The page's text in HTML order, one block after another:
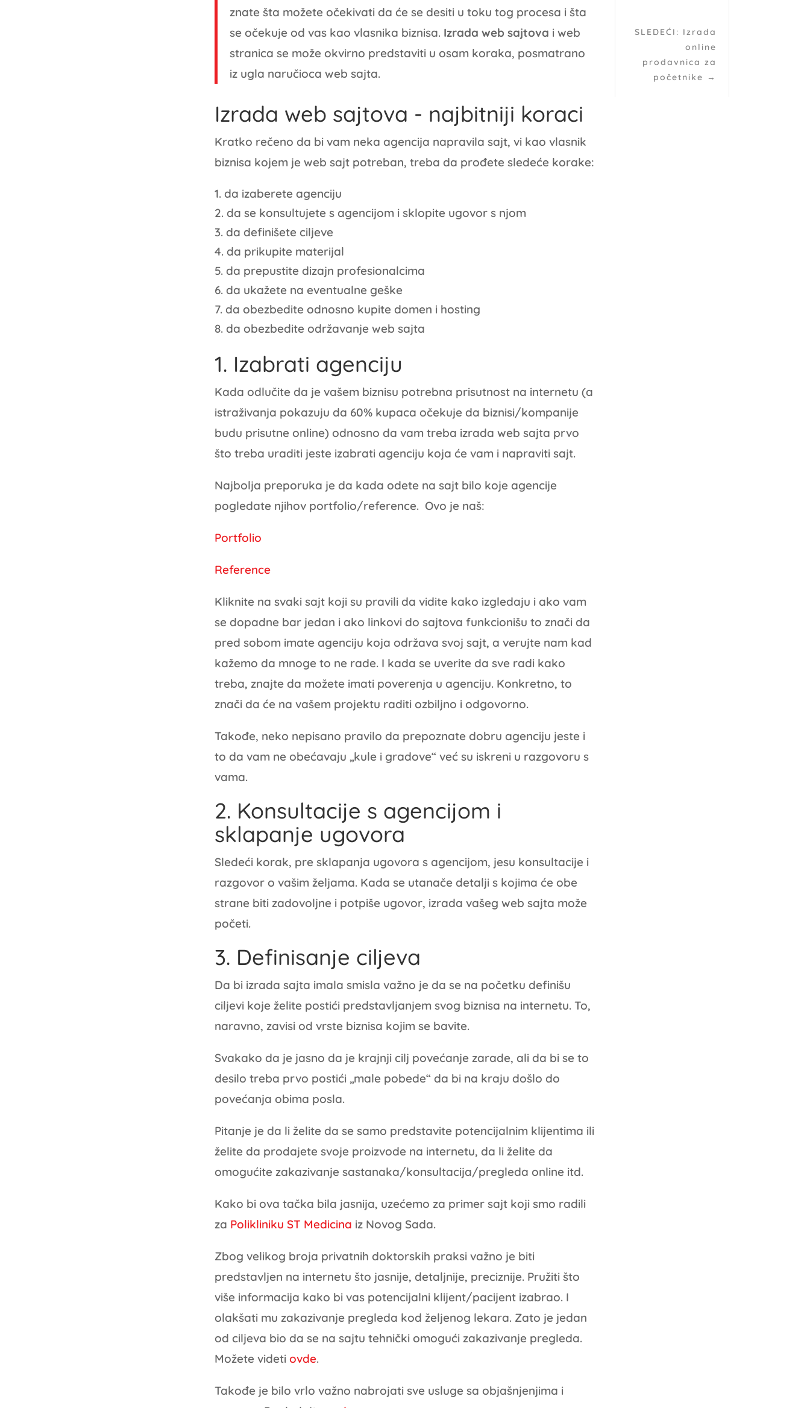
znate šta možete očekivati da će se desiti u toku tog procesa i šta
se očekuje od vas kao vlasnika biznisa. Izrada web sajtova i web
stranica se može okvirno predstaviti u osam koraka, posmatrano
iz ugla naručioca web sajta.
Izrada web sajtova - najbitniji koraci
Kratko rečeno da bi vam neka agencija napravila sajt, vi kao vlasnik
biznisa kojem je web sajt potreban, treba da prođete sledeće korake:
da izaberete agenciju
da se konsultujete s agencijom i sklopite ugovor s njom
da definišete ciljeve
da prikupite materijal
da prepustite dizajn profesionalcima
da ukažete na eventualne geške
da obezbedite odnosno kupite domen i hosting
da obezbedite održavanje web sajta
1. Izabrati agenciju
Kada odlučite da je vašem biznisu potrebna prisutnost na internetu (a
istraživanja pokazuju da 60% kupaca očekuje da biznisi/kompanije
budu prisutne online) odnosno da vam treba izrada web sajta prvo
što treba uraditi jeste izabrati agenciju koja će vam i napraviti sajt.
Najbolja preporuka je da kada odete na sajt bilo koje agencije
pogledate njihov portfolio/reference. Ovo je naš:
Portfolio
Reference
Kliknite na svaki sajt koji su pravili da vidite kako izgledaju i ako vam
se dopadne bar jedan i ako linkovi do sajtova funkcionišu to znači da
pred sobom imate agenciju koja održava svoj sajt, a verujte nam kad
kažemo da mnoge to ne rade. I kada se uverite da sve radi kako
treba, znajte da možete imati poverenja u agenciju. Konkretno, to
znači da će na vašem projektu raditi ozbiljno i odgovorno.
Takođe, neko nepisano pravilo da prepoznate dobru agenciju jeste i
to da vam ne obećavaju „kule i gradove“ već su iskreni u razgovoru s
vama.
2. Konsultacije s agencijom i
sklapanje ugovora
Sledeći korak, pre sklapanja ugovora s agencijom, jesu konsultacije i
razgovor o vašim željama. Kada se utanače detalji s kojima će obe
strane biti zadovoljne i potpiše ugovor, izrada vašeg web sajta može
početi.
3. Definisanje ciljeva
Da bi izrada sajta imala smisla važno je da se na početku definišu
ciljevi koje želite postići predstavljanjem svog biznisa na internetu. To,
naravno, zavisi od vrste biznisa kojim se bavite.
Svakako da je jasno da je krajnji cilj povećanje zarade, ali da bi se to
desilo treba prvo postići „male pobede“ da bi na kraju došlo do
povećanja obima posla.
Pitanje je da li želite da se samo predstavite potencijalnim klijentima ili
želite da prodajete svoje proizvode na internetu, da li želite da
omogućite zakazivanje sastanaka/konsultacija/pregleda online itd.
Kako bi ova tačka bila jasnija, uzećemo za primer sajt koji smo radili
za Polikliniku ST Medicina iz Novog Sada.
Zbog velikog broja privatnih doktorskih praksi važno je biti
predstavljen na internetu što jasnije, detaljnije, preciznije. Pružiti što
više informacija kako bi vas potencijalni klijent/pacijent izabrao. I
olakšati mu zakazivanje pregleda kod željenog lekara. Zato je jedan
od ciljeva bio da se na sajtu tehnički omogući zakazivanje pregleda.
Možete videti ovde.
Takođe je bilo vrlo važno nabrojati sve usluge sa objašnjenjima i
SLEDEĆI: Izrada
online
prodavnica za
početnike →